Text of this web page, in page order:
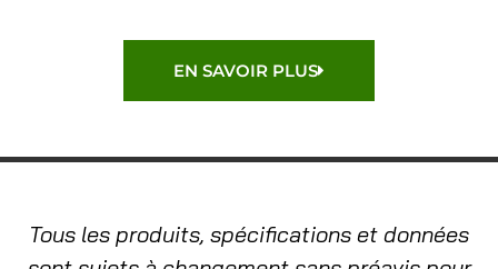
EN SAVOIR PLUS
Tous les produits, spécifications et données